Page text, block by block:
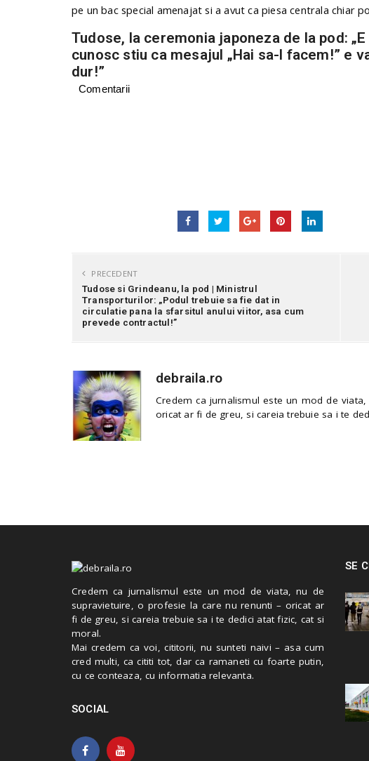
pe un bac special amenajat si a avut ca piesa centrala chiar
Tudose, la ceremonia japoneza de la pod:
cunosc stiu ca mesajul „Hai sa-l facem!” e
dur!”
Comentarii
PRECEDENT
Tudose si Grindeanu, la pod | Ministrul
Transporturilor: „Podul trebuie sa fie dat in
circulatie pana la sfarsitul anului viitor, asa cum
prevede contractul!”
debraila.ro
Credem ca jurnalismul este un mod de
oricat ar fi de greu, si careia trebuie sa i te
Credem ca jurnalismul este un mod de viata, nu de
supravietuire, o profesie la care nu renunti – oricat ar
fi de greu, si careia trebuie sa i te dedici atat fizic, cat si
moral.
Mai credem ca voi, cititorii, nu sunteti naivi – asa cum
cred multi, ca cititi tot, dar ca ramaneti cu foarte putin,
cu ce conteaza, cu informatia relevanta.
SOCIAL
SE